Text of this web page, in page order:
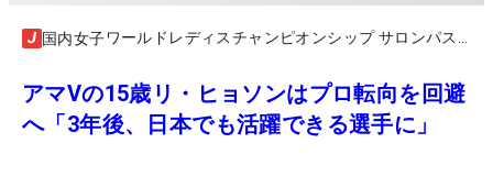
国内女子
アマVの15歳リ・ヒョソンはプロ転向を回避
へ「3年後、日本でも活躍できる選手に」